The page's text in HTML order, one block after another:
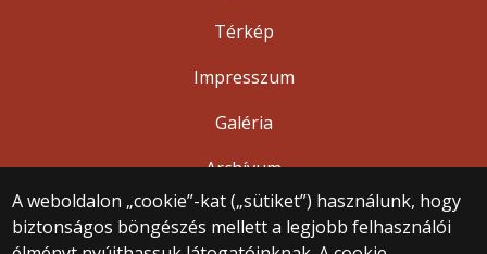
A weboldalon „cookie”-kat („sütiket”) használunk, hogy
biztonságos böngészés mellett a legjobb felhasználói
Térkép
Impresszum
Galéria
Archívum
© 2025 Eötvös Loránd Tudományegyetem